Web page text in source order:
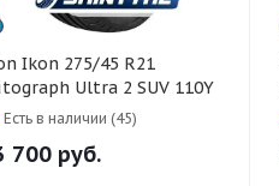
R21
Ultra 2 SUV 110Y
Есть в наличии (45)
700 руб.